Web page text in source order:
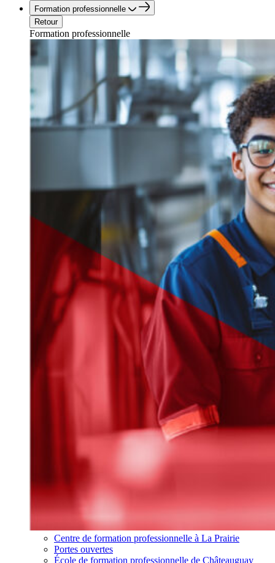
Formation professionnelle
Retour
Formation professionnelle
Centre de formation professionnelle à La Prairie
Portes ouvertes
École de formation professionnelle de Châteauguay